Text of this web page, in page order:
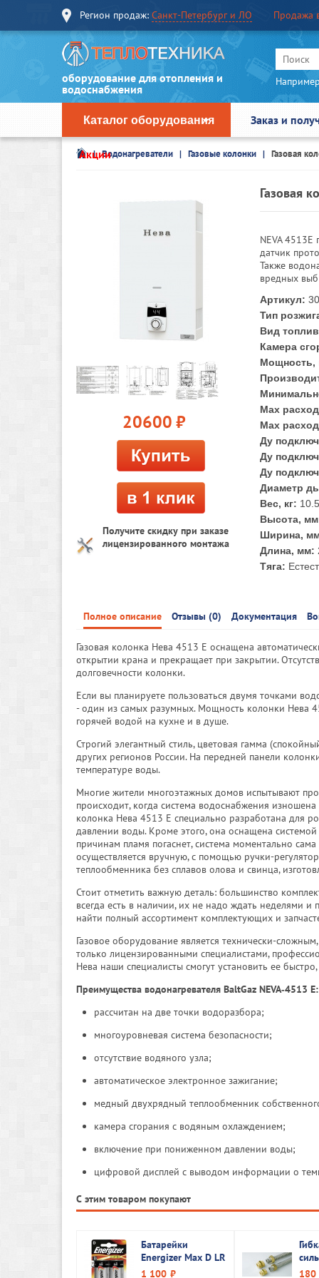
Регион продаж: Санкт-Петербург и ЛО Продажа
оборудование для отопления и
водоснабжения
Каталог оборудования Заказ и
АкцииВодонагреватели Газовые колонки Газовая
20600 руб.
Получите скидку при заказе
лицензированного монтажа
Газовая
NEVA 4513Е
датчик
Также
вредных
Артикул:
Тип
Вид
Камера
Мощность,
Max
Max
Ду
Ду
Ду
Диаметр
Вес, кг:
Высота,
Ширина,
Длина, мм:
Тяга:
Полное описание Отзывы (0) Документация
Газовая колонка Нева 4513 Е оснащена
открытии крана и прекращает при закрытии.
долговечности колонки.
Если вы планируете пользоваться двумя точками
- один из самых разумных. Мощность колонки Нева
горячей водой на кухне и в душе.
Строгий элегантный стиль, цветовая гамма
других регионов России. На передней панели
температуре воды.
Многие жители многоэтажных домов испытывают
происходит, когда система водоснабжения
колонка Нева 4513 Е специально разработана для
давлении воды. Кроме этого, она оснащена
причинам пламя погаснет, система моментально
осуществляется вручную, с помощью ручки-
теплообменника без сплавов олова и свинца,
Стоит отметить важную деталь: большинство
всегда есть в наличии, их не надо ждать неделями и
найти полный ассортимент комплектующих и
Газовое оборудование является технически-
только лицензированными специалистами,
Нева наши специалисты смогут установить ее
Преимущества водонагревателя BаltGаz NEVA‑4513
рассчитан на две точки водоразбора;
многоуровневая система безопасности;
отсутствие водяного узла;
автоматическое электронное зажигание;
медный двухрядный теплообменник
камера сгорания с водяным охлаждением;
включение при пониженном давлении воды;
цифровой дисплей с выводом информации о
С этим товаром покупают
Батарейки
Energizer Max D LR
20
1 100 руб. 180